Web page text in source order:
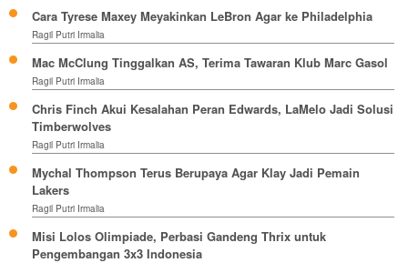
Cara Tyrese Maxey Meyakinkan LeBron Agar ke Philadelphia
Ragil Putri Irmalia
Mac McClung Tinggalkan AS, Terima Tawaran Klub Marc Gasol
Ragil Putri Irmalia
Chris Finch Akui Kesalahan Peran Edwards, LaMelo Jadi Solusi
Timberwolves
Ragil Putri Irmalia
Mychal Thompson Terus Berupaya Agar Klay Jadi Pemain
Lakers
Ragil Putri Irmalia
Misi Lolos Olimpiade, Perbasi Gandeng Thrix untuk
Pengembangan 3x3 Indonesia